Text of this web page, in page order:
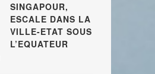
SINGAPOUR,
ESCALE DANS LA
VILLE-ETAT SOUS
L’EQUATEUR